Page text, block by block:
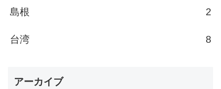
島根 2
台湾 8
アーカイブ